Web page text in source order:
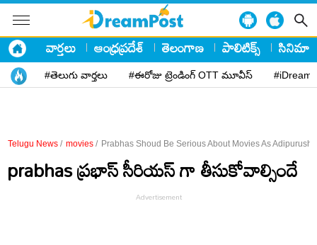
వార్తలు ఆంధ్రప్రదేశ్ తెలంగాణ పాలిటిక్స్ సినిమా
#తెలుగు వార్తలు #ఈరోజు ట్రెండింగ్ OTT మూవీస్
Telugu News / movies / Prabhas Shoud Be Serious About Movies As
prabhas ప్రభాస్ సీరియస్ గా తీసుకోవాల్సిందే